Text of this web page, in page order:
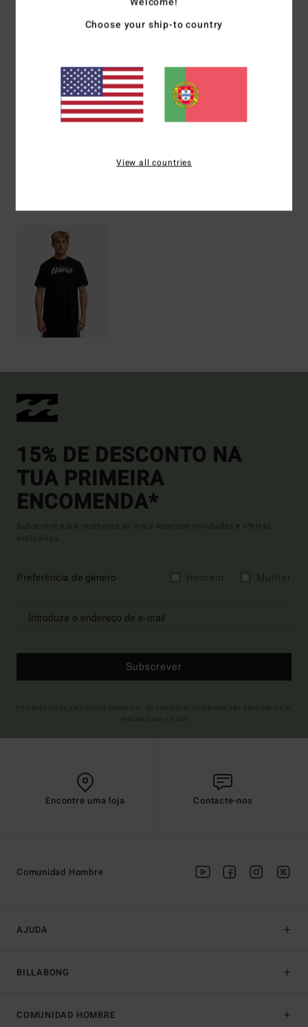
Gráfico: Arte estampada à frente e atrás
Materiais[Tecido principal] 100% algodão
15% DE DESCONTO NA
TUA PRIMEIRA
ENCOMENDA*
Subscreve para receberes as mais recentes novidades e ofertas
exclusivas.
Preferência de género
Subscrever
Encontre uma loja Contacte-nos
AJUDA
BILLABONG
Comunidad Hombre
COMUNIDAD HOMBRE
Choose your ship-to country
View all countries